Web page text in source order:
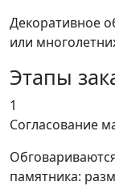
Декоративное
или
Этапы
1
Согласование
памятника: